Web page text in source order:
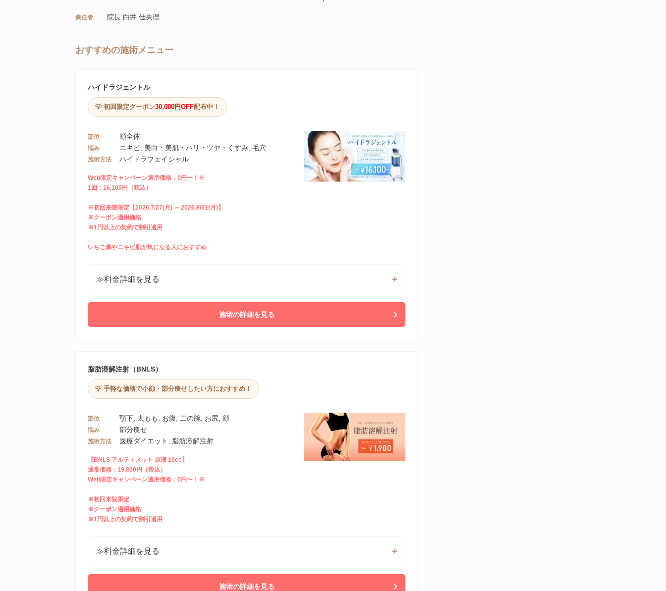
責任者 院長 白井 佳央理
おすすめの施術メニュー
ハイドラジェントル
💡 初回限定クーポン30,000円OFF配布中！
部位 顔全体
悩み ニキビ, 美白・美肌・ハリ・ツヤ・くすみ, 毛穴
施術方法 ハイドラフェイシャル
Web限定キャンペーン適用価格：0円〜！※
1回：16,100円（税込）
※初回来院限定【2026.7/27(月) ～ 2026.8/31(月)】
※クーポン適用価格
※1円以上の契約で割引適用
いちご鼻やニキビ肌が気になる人におすすめ
≫料金詳細を見る
施術の詳細を見る
脂肪溶解注射（BNLS）
💡 手軽な価格で小顔・部分痩せしたい方におすすめ！
部位 顎下, 太もも, お腹, 二の腕, お尻, 顔
悩み 部分痩せ
施術方法 医療ダイエット, 脂肪溶解注射
【BNLS アルティメット 原液 10cc】
通常価格：19,800円（税込）
Web限定キャンペーン適用価格：0円〜！※
※初回来院限定
※クーポン適用価格
※1円以上の契約で割引適用
≫料金詳細を見る
施術の詳細を見る